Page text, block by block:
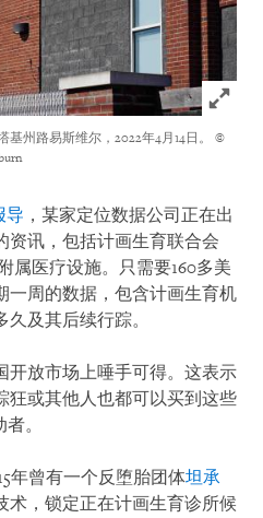
Click to
州路易斯维尔，2022年4月14日。
©
导 ，某家定位数据公司正在出
资讯，包括计画生育联合会
属医疗设施。只需要160多美
一周的数据，包含计画生育机
及其后续行踪。
开放市场上唾手可得。这表示
狂或其他人也都可以买到这些
。
年曾有一个反堕胎团体坦承
术，锁定正在计画生育诊所候